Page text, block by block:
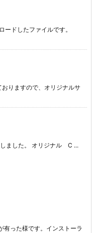
ードしたファイルです。
りますので、オリジナルサ
ました。 オリジナル C ...
有った様です。インストーラ